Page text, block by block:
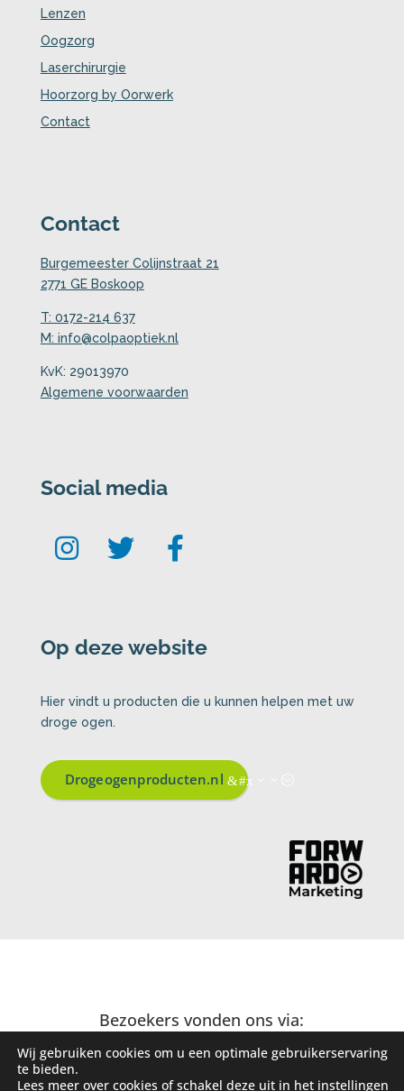
Lenzen
Oogzorg
Laserchirurgie
Hoorzorg by Oorwerk
Contact
Contact
Burgemeester Colijnstraat 21
2771 GE Boskoop
T: 0172-214 637
M: info@colpaoptiek.nl
KvK: 29013970
Algemene voorwaarden
Social media
Op deze website
Hier vindt u producten die u kunnen helpen met uw
droge ogen.
Drogeogenproducten.nl
Bezoekers vonden ons via:
Wij gebruiken cookies om u een optimale gebruikerservaring
te bieden.
Lees meer over cookies of schakel deze uit in het instellingen